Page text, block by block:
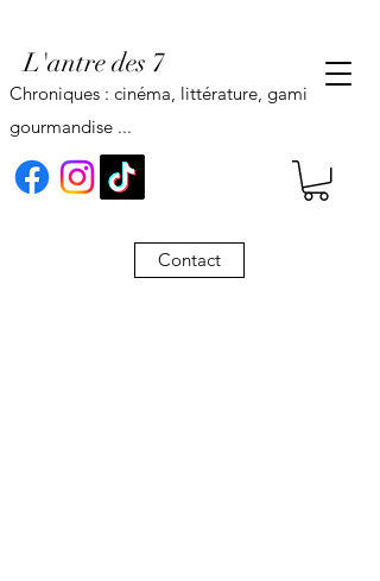
L'antre des 7
Contact
Chroniques : cinéma, littérature, gaming,
gourmandise ...